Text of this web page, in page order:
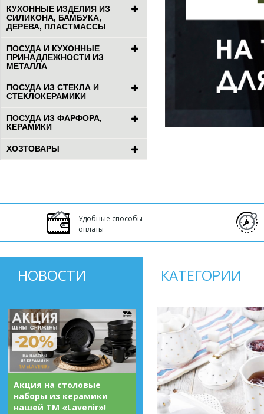
КУХОННЫЕ ИЗДЕЛИЯ ИЗ
СИЛИКОНА, БАМБУКА,
ДЕРЕВА, ПЛАСТМАССЫ
ПОСУДА И КУХОННЫЕ
ПРИНАДЛЕЖНОСТИ ИЗ
МЕТАЛЛА
ПОСУДА ИЗ СТЕКЛА И
СТЕКЛОКЕРАМИКИ
ПОСУДА ИЗ ФАРФОРА,
КЕРАМИКИ
ХОЗТОВАРЫ
Удобные способы
оплаты
НОВОСТИ
Акция на столовые
наборы из керамики
нашей ТМ «Lavenir»!
КАТЕГОРИИ